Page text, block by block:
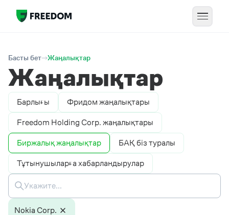
Басты бет Жаңалықтар
Жаңалықтар
Барлығы Фридом жаңалықтары
Freedom Holding Corp. жаңалықтары
Биржалық жаңалықтар БАҚ біз туралы
Тұтынушыларға хабарландырулар
Nokia Corp.